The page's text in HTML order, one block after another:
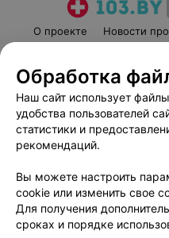
О проекте Новости
Пользовательское
Вакансии
Написать
Обработка
Обработка
Наш сайт использует
удобства пользователей
статистики и
рекомендаций.
Вы можете настроить
cookie или изменить свое
Для получения
сроках и порядке